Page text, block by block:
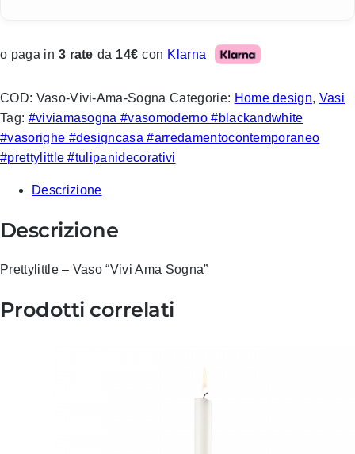
o paga in 3 rate da 14€ con Klarna
COD: Vaso-Vivi-Ama-Sogna Categorie: Home design, Vasi
Tag: #viviamasogna #vasomoderno #blackandwhite
#vasorighe #designcasa #arredamentocontemporaneo
#prettylittle #tulipanidecorativi
Descrizione
Descrizione
Prettylittle – Vaso “Vivi Ama Sogna”
Prodotti correlati